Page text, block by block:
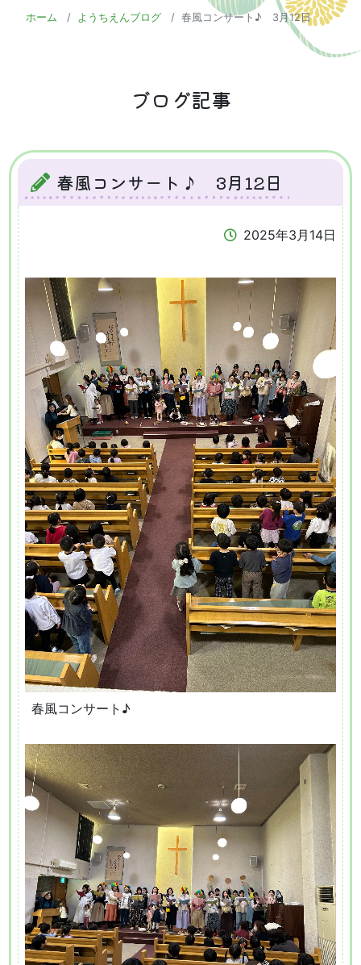
ホーム ようちえんブログ 春風コンサート♪ 3月12日
ブログ記事
春風コンサート♪ 3月12日
2025年3月14日
春風コンサート♪